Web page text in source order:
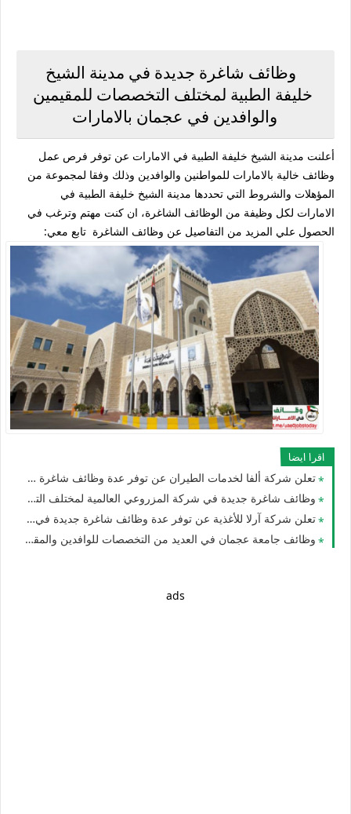
وظائف شاغرة جديدة في مدينة الشيخ
خليفة الطبية لمختلف التخصصات للمقيمين
والوافدين في عجمان بالامارات
أعلنت مدينة الشيخ خليفة الطبية في الامارات عن توفر فرص عمل
وظائف خالية بالامارات للمواطنين والوافدين وذلك وفقا لمجموعة من
المؤهلات والشروط التي تحددها مدينة الشيخ خليفة الطبية في
الامارات لكل وظيفة من الوظائف الشاغرة، ان كنت مهتم وترغب في
الحصول علي المزيد من التفاصيل عن وظائف الشاغرة تابع معي:
اقرا ايضا
تعلن شركة ألفا لخدمات الطيران عن توفر عدة وظائف شاغرة جديدة في مختلف التخصصات للوافدين والمقيمين في الشارقة
وظائف شاغرة جديدة في شركة المزروعي العالمية لمختلف التخصصات للجنسيين برواتب عالية في الامارات
تعلن شركة آرلا للأغذية عن توفر عدة وظائف شاغرة جديدة في العديد من التخصصات للجنسيين في دبي بالامارات
وظائف جامعة عجمان في العديد من التخصصات للوافدين والمقيمين لعام 2026 في الامارات
ads